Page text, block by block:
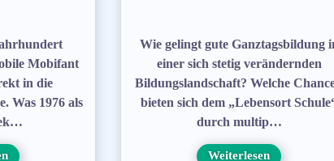
Mobifant
in die
Was 1976 als
Wie gelingt gute Ganztagsbildung
einer sich stetig verändernden
Bildungslandschaft? Welche
bieten sich dem „Lebensort
durch multip…
Weiterlesen